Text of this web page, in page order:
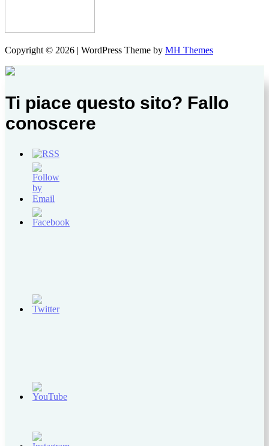
Copyright © 2026 | WordPress Theme by MH Themes
Ti piace questo sito? Fallo
conoscere